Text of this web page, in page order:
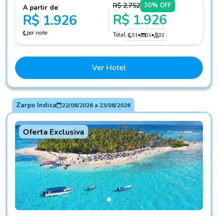
A partir de
R$ 1.926
por noite
R$ 2.752 30% OFF
R$ 1.926
Total 01• 01• 02
Ver Hotel
Zarpo Indica 22/08/2026a 23/08/2026
Oferta Exclusiva